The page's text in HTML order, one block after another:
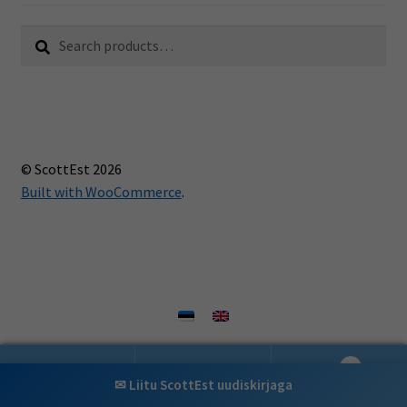
Search
Search
© ScottEst 2026
Built with WooCommerce.
0
✉ Liitu ScottEst uudiskirjaga